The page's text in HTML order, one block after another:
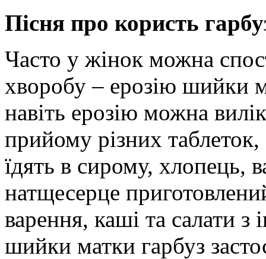
Пісня про користь
Часто у жінок можна
хворобу – ерозію шийки
навіть ерозію можна
прийому різних
їдять в сирому, хлопець,
натщесерце
варення, каші та салати
шийки матки гарбуз